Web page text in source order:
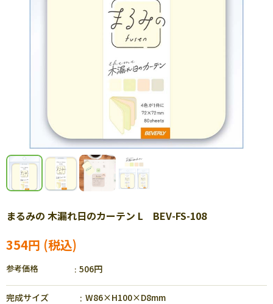
まるみの 木漏れ日のカーテン L BEV-FS-108
354円
参考価格 506円
完成サイズ W86×H100×D8mm